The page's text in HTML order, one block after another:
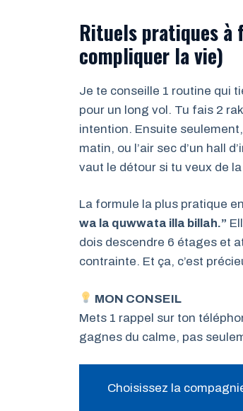
Rituels pratiques à
compliquer la vie)
Je te conseille 1 routine qui
pour un long vol. Tu fais 2
intention. Ensuite
matin, ou l’air sec d’un hall
vaut le détour si tu veux de
La formule la plus pratique
wa la quwwata illa billah.”
dois descendre 6 étages et
contrainte. Et ça, c’est
MON CONSEIL
Mets 1 rappel sur ton
gagnes du calme, pas
Choisissez la